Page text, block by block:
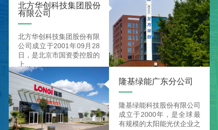
北方华创科技集团股份
有限公司
北方华创科技集团股份有限
公司成立于2001年09月28
日，是北京市国资委控股的
上...
隆基绿能广东分公司
隆基绿能科技股份有限公司
成立于2000年，是全球最
有规模的太阳能光伏企业之